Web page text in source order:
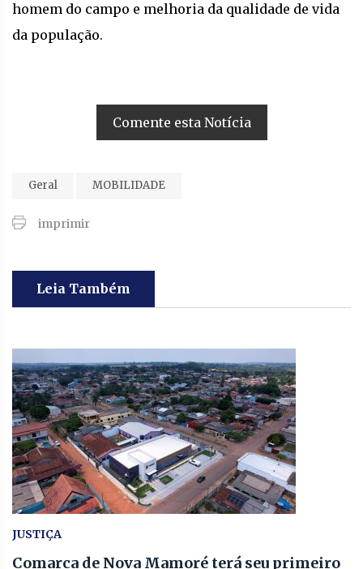
homem do campo e melhoria da qualidade de vida
da população.
Comente esta Notícia
Geral MOBILIDADE
imprimir
Leia Também
JUSTIÇA
Comarca de Nova Mamoré terá seu primeiro